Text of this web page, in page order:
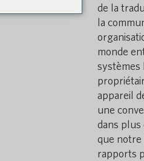
de la
la
monde
systèmes
appareil
une
dans plus
que notre
rapports